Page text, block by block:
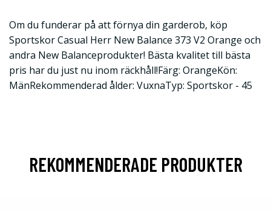
Om du funderar på att förnya din garderob, köp
Sportskor Casual Herr New Balance 373 V2 Orange och
andra New Balanceprodukter! Bästa kvalitet till bästa
pris har du just nu inom räckhåll!Färg: OrangeKön:
MänRekommenderad ålder: VuxnaTyp: Sportskor - 45
REKOMMENDERADE PRODUKTER